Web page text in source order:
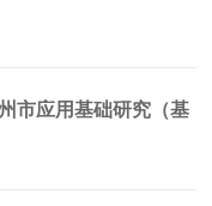
市应用基础研究（基